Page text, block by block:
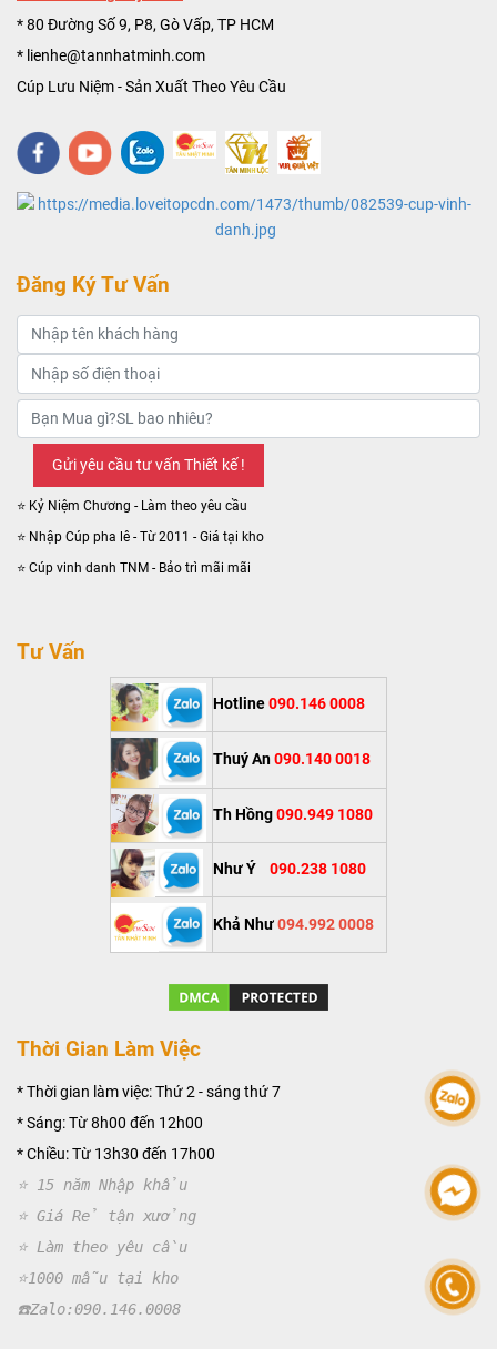
* 80 Đường Số 9, P8, Gò Vấp, TP HCM
* lienhe@tannhatminh.com
Cúp Lưu Niệm - Sản Xuất Theo Yêu Cầu
Đăng Ký Tư Vấn
⭐ Kỷ Niệm Chương - Làm theo yêu cầu
⭐ Nhập Cúp pha lê - Từ 2011 - Giá tại kho
⭐ Cúp vinh danh TNM - Bảo trì mãi mãi
Tư Vấn
Hotline090.146 0008
Thuý An090.140 0018
Th Hồng090.949 1080
Như Ý 090.238 1080
Khả Như094.992 0008
Thời Gian Làm Việc
* Thời gian làm việc: Thứ 2 - sáng thứ 7
* Sáng: Từ 8h00 đến 12h00
* Chiều: Từ 13h30 đến 17h00
⭐ 15 năm Nhập khẩu
⭐ Giá Rẻ tận xưởng
⭐ Làm theo yêu cầu
⭐1000 mẫu tại kho
☎️Zalo:090.146.0008